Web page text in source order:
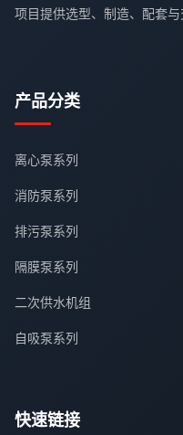
项目提供选型、制造、配套与
产品分类
离心泵系列
消防泵系列
排污泵系列
隔膜泵系列
二次供水机组
自吸泵系列
快速链接